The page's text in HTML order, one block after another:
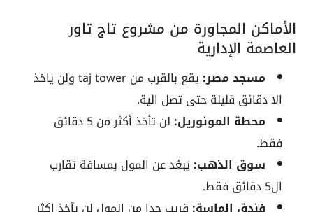
الأماكن المجاورة من مشروع تاج تاور
العاصمة الإدارية
مسجد مصر:
يقع بالقرب من taj tower ولن ياخذ
الا دقائق قليلة حتى تصل الية.
محطة المونوريل:
لن تأخذ أكثر من 5 دقائق
فقط.
سوق الذهب:يَبعُد عن المول بمسافة تقارب
ال5 دقائق فقط.